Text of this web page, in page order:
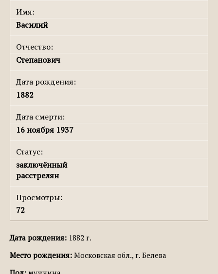
Имя:
Василий
Отчество:
Степанович
Дата рождения:
1882
Дата смерти:
16 ноября 1937
Статус:
заключённый
расстрелян
Просмотры:
72
Дата рождения: 1882 г.
Место рождения: Московская обл., г. Белева